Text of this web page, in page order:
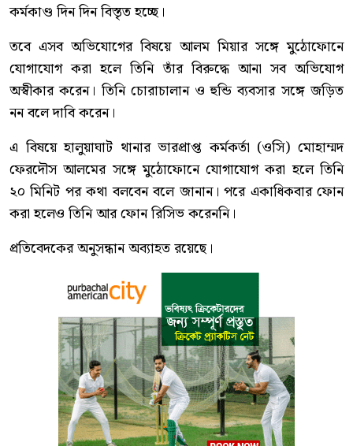
কর্মকাণ্ড দিন দিন বিস্তৃত হচ্ছে।
তবে এসব অভিযোগের বিষয়ে আলম মিয়ার সঙ্গে মুঠোফোনে
যোগাযোগ করা হলে তিনি তাঁর বিরুদ্ধে আনা সব অভিযোগ
অস্বীকার করেন। তিনি চোরাচালান ও হুন্ডি ব্যবসার সঙ্গে জড়িত
নন বলে দাবি করেন।
এ বিষয়ে হালুয়াঘাট থানার ভারপ্রাপ্ত কর্মকর্তা (ওসি) মোহাম্মদ
ফেরদৌস আলমের সঙ্গে মুঠোফোনে যোগাযোগ করা হলে তিনি
২০ মিনিট পর কথা বলবেন বলে জানান। পরে একাধিকবার ফোন
করা হলেও তিনি আর ফোন রিসিভ করেননি।
প্রতিবেদকের অনুসন্ধান অব্যাহত রয়েছে।